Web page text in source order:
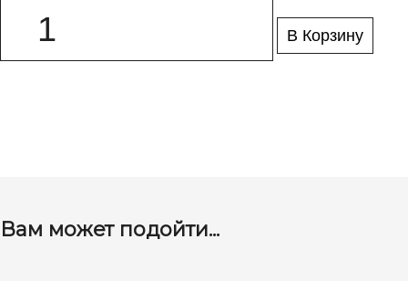
В Корзину
Вам может подойти...